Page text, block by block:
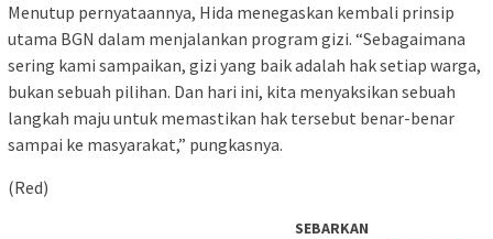
Menutup pernyataannya, Hida menegaskan kembali prinsip
utama BGN dalam menjalankan program gizi. “Sebagaimana
sering kami sampaikan, gizi yang baik adalah hak setiap warga,
bukan sebuah pilihan. Dan hari ini, kita menyaksikan sebuah
langkah maju untuk memastikan hak tersebut benar-benar
sampai ke masyarakat,” pungkasnya.
(Red)
SEBARKAN